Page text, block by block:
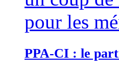
PPA-CI : le